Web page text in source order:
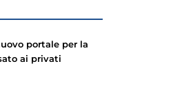
portale per la
ai privati